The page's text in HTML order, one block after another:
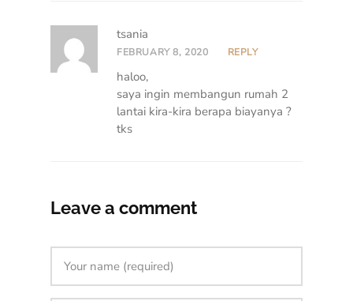
tsania
FEBRUARY 8, 2020 REPLY
haloo,
saya ingin membangun rumah 2
lantai kira-kira berapa biayanya ?
tks
Leave a comment